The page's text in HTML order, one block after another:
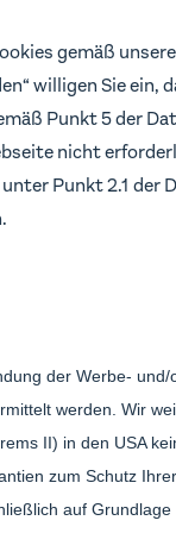
gemäß
willigen Sie ein,
Punkt 5 der
nicht
Punkt 2.1
der Werbe-
werden. Wir
II) in den USA
zum Schutz
auf